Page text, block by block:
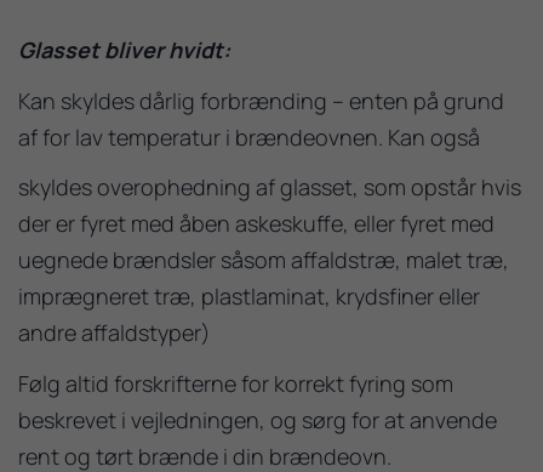
Glasset bliver hvidt:
Kan skyldes dårlig forbrænding – enten på grund
af for lav temperatur i brændeovnen. Kan også
skyldes overophedning af glasset, som opstår hvis
der er fyret med åben askeskuffe, eller fyret med
uegnede brændsler såsom affaldstræ, malet træ,
imprægneret træ, plastlaminat, krydsfiner eller
andre affaldstyper)
Følg altid forskrifterne for korrekt fyring som
beskrevet i vejledningen, og sørg for at anvende
rent og tørt brænde i din brændeovn.